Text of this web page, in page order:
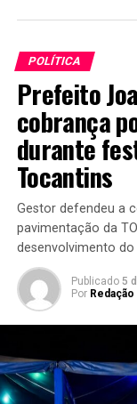
POLÍTICA
Prefeito
cobrança
durante
Tocantins
Gestor defendeu a
pavimentação da
desenvolvimento
Publicado 5
Por